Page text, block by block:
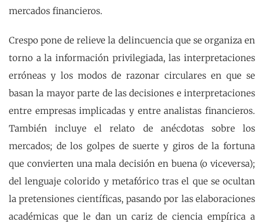
mercados financieros.
Crespo pone de relieve la delincuencia que se organiza en
torno a la información privilegiada, las interpretaciones
erróneas y los modos de razonar circulares en que se
basan la mayor parte de las decisiones e interpretaciones
entre empresas implicadas y entre analistas financieros.
También incluye el relato de anécdotas sobre los
mercados; de los golpes de suerte y giros de la fortuna
que convierten una mala decisión en buena (o viceversa);
del lenguaje colorido y metafórico tras el que se ocultan
la pretensiones científicas, pasando por las elaboraciones
académicas que le dan un cariz de ciencia empírica a